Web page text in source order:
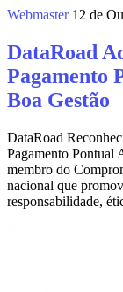
Webmaster 12 de
DataRoad
Pagamento
Boa Gestão
DataRoad
Pagamento Pontual
membro do
nacional que
responsabilidade,